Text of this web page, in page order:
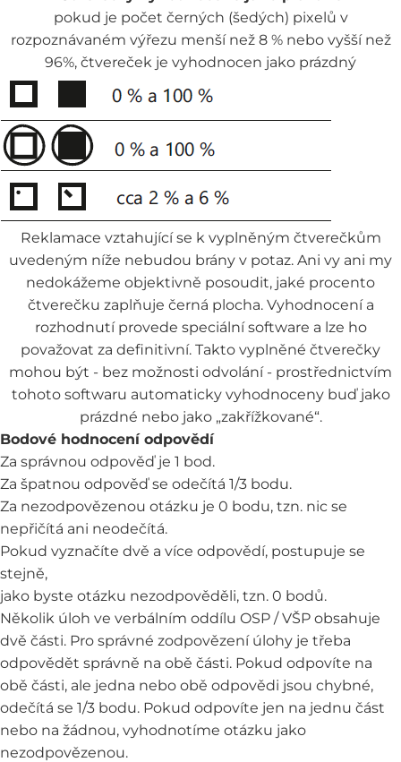
pokud je počet černých (šedých) pixelů v
rozpoznávaném výřezu menší než 8 % nebo vyšší než
96%, čtvereček je vyhodnocen jako prázdný
Reklamace vztahující se k vyplněným čtverečkům
uvedeným níže nebudou brány v potaz. Ani vy ani my
nedokážeme objektivně posoudit, jaké procento
čtverečku zaplňuje černá plocha. Vyhodnocení a
rozhodnutí provede speciální software a lze ho
považovat za definitivní. Takto vyplněné čtverečky
mohou být - bez možnosti odvolání - prostřednictvím
tohoto softwaru automaticky vyhodnoceny buď jako
prázdné nebo jako „zakřížkované“.
Bodové hodnocení odpovědí
Za správnou odpověď je 1 bod.
Za špatnou odpověď se odečítá 1/3 bodu.
Za nezodpovězenou otázku je 0 bodu, tzn. nic se
nepřičítá ani neodečítá.
Pokud vyznačíte dvě a více odpovědí, postupuje se
stejně,
jako byste otázku nezodpověděli, tzn. 0 bodů.
Několik úloh ve verbálním oddílu OSP / VŠP obsahuje
dvě části. Pro správné zodpovězení úlohy je třeba
odpovědět správně na obě části. Pokud odpovíte na
obě části, ale jedna nebo obě odpovědi jsou chybné,
odečítá se 1/3 bodu. Pokud odpovíte jen na jednu část
nebo na žádnou, vyhodnotíme otázku jako
nezodpovězenou.